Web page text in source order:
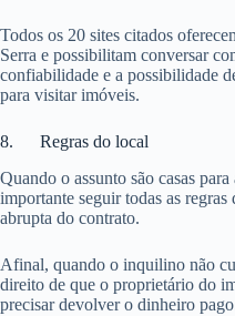
Todos os 20 sites citados
Serra e possibilitam conversar
confiabilidade e a possibilidade
para visitar imóveis.
8. Regras do local
Quando o assunto são casas
importante seguir todas as
abrupta do contrato.
Afinal, quando o inquilino não
direito de que o proprietário do
precisar devolver o dinheiro